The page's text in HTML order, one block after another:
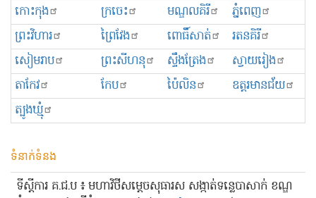
កោះកុង
ក្រចេះ មណ្ឌលគិរី
ភ្នំពេញ
ព្រះ​វិហារ
ព្រៃវែង ពោធិ៍សាត់
រតនគិរី
សៀមរាប
ព្រះសីហនុ ស្ទឹងត្រែង
ស្វាយរៀង
តាកែវ
កែប ប៉ៃលិន
ឧត្ដរមានជ័យ
ត្បូងឃ្មុំ
ទំនាក់ទំនង
ទីស្ដីការ គ.ជ.ប ៖ មហាវិថីសម្ដេចសុធារស សង្កាត់ទន្លេបាសាក់ ខណ្ឌ